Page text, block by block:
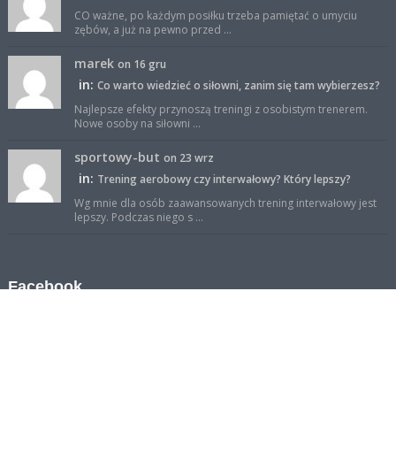
CO ważne, po każdym posiłku trzeba pamiętać o umyciu
zębów, a już na pewno przed ...
marek on 16 gru
in: Co warto wiedzieć o siłowni, zanim się tam wybierzesz?
Najlepsze efekty przynoszą treningi z osobistym trenerem.
Nowe osoby na siłowni ...
sportowy-but on 23 wrz
in: Trening aerobowy czy interwałowy? Który lepszy?
Wg mnie dla osób zaawansowanych trening interwałowy jest
lepszy. Podczas niego s ...
Facebook